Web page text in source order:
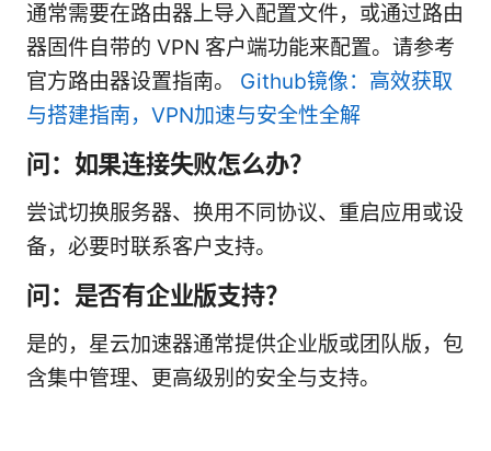
通常需要在路由器上导入配置文件，或通过路由
器固件自带的 VPN 客户端功能来配置。请参考
官方路由器设置指南。 Github镜像：高效获取
与搭建指南，VPN加速与安全性全解
问：如果连接失败怎么办？
尝试切换服务器、换用不同协议、重启应用或设
备，必要时联系客户支持。
问：是否有企业版支持？
是的，星云加速器通常提供企业版或团队版，包
含集中管理、更高级别的安全与支持。